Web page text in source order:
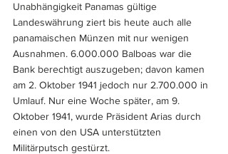
Unabhängigkeit Panamas gültige
Landeswährung ziert bis heute auch alle
panamaischen Münzen mit nur wenigen
Ausnahmen. 6.000.000 Balboas war die
Bank berechtigt auszugeben; davon kamen
am 2. Oktober 1941 jedoch nur 2.700.000 in
Umlauf. Nur eine Woche später, am 9.
Oktober 1941, wurde Präsident Arias durch
einen von den USA unterstützten
Militärputsch gestürzt.